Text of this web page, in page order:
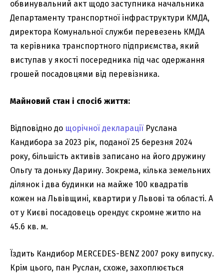
обвинувальний акт щодо заступника начальника
Департаменту транспортної інфраструктури КМДА,
директора Комунальної служби перевезень КМДА
та керівника транспортного підприємства, який
виступав у якості посередника під час одержання
грошей посадовцями від перевізника.
Майновий стан і спосіб життя:
Відповідно до щорічної декларації Руслана
Кандибора за 2023 рік, поданої 25 березня 2024
року, більшість активів записано на його дружину
Ольгу та доньку Дарину. Зокрема, кілька земельних
ділянок і два будинки на майже 100 квадратів
кожен на Львівщині, квартири у Львові та області. А
от у Києві посадовець орендує скромне житло на
45.6 кв. м.
Їздить Кандибор MERCEDES-BENZ 2007 року випуску.
Крім цього, пан Руслан, схоже, захоплюється